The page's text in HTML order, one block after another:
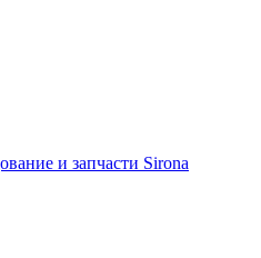
и запчасти Sirona